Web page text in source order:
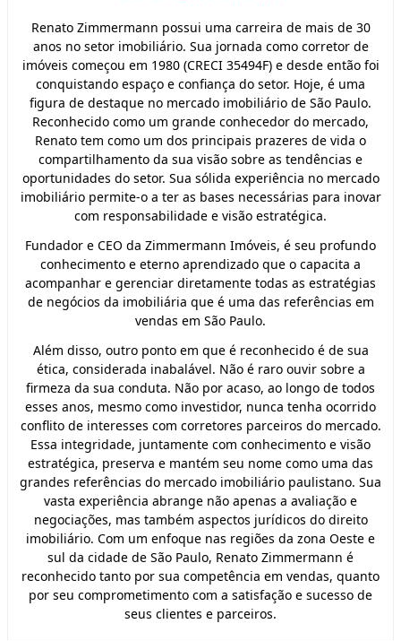
Renato Zimmermann possui uma carreira de mais de 30
anos no setor imobiliário. Sua jornada como corretor de
imóveis começou em 1980 (CRECI 35494F) e desde então foi
conquistando espaço e confiança do setor. Hoje, é uma
figura de destaque no mercado imobiliário de São Paulo.
Reconhecido como um grande conhecedor do mercado,
Renato tem como um dos principais prazeres de vida o
compartilhamento da sua visão sobre as tendências e
oportunidades do setor. Sua sólida experiência no mercado
imobiliário permite-o a ter as bases necessárias para inovar
com responsabilidade e visão estratégica.
Fundador e CEO da Zimmermann Imóveis, é seu profundo
conhecimento e eterno aprendizado que o capacita a
acompanhar e gerenciar diretamente todas as estratégias
de negócios da imobiliária que é uma das referências em
vendas em São Paulo.
Além disso, outro ponto em que é reconhecido é de sua
ética, considerada inabalável. Não é raro ouvir sobre a
firmeza da sua conduta. Não por acaso, ao longo de todos
esses anos, mesmo como investidor, nunca tenha ocorrido
conflito de interesses com corretores parceiros do mercado.
Essa integridade, juntamente com conhecimento e visão
estratégica, preserva e mantém seu nome como uma das
grandes referências do mercado imobiliário paulistano. Sua
vasta experiência abrange não apenas a avaliação e
negociações, mas também aspectos jurídicos do direito
imobiliário. Com um enfoque nas regiões da zona Oeste e
sul da cidade de São Paulo, Renato Zimmermann é
reconhecido tanto por sua competência em vendas, quanto
por seu comprometimento com a satisfação e sucesso de
seus clientes e parceiros.